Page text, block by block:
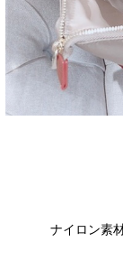
ナイロン素